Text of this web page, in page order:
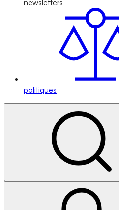
newsletters
politiques